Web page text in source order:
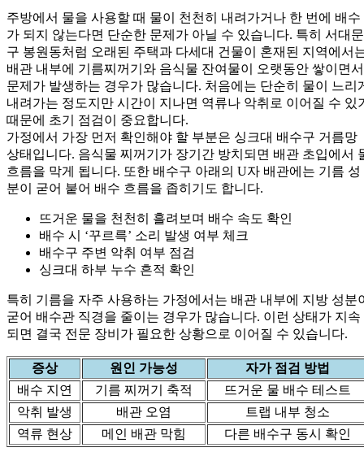
주방에서 물을 사용할 때 물이 천천히 내려가거나 한 번에 배수
가 되지 않는다면 단순한 문제가 아닐 수 있습니다. 특히 서대문
구 봉원동처럼 오래된 주택과 다세대 건물이 혼재된 지역에서
배관 내부에 기름찌꺼기와 음식물 잔여물이 오랫동안 쌓이면서
문제가 발생하는 경우가 많습니다. 처음에는 단순히 물이 느리
내려가는 정도지만 시간이 지나면 역류나 악취로 이어질 수 있
때문에 초기 점검이 중요합니다.
가정에서 가장 먼저 확인해야 할 부분은 싱크대 배수구 거름망
상태입니다. 음식물 찌꺼기가 장기간 방치되면 배관 초입에서
흐름을 막게 됩니다. 또한 배수구 아래의 U자 배관에는 기름 성
분이 굳어 붙어 배수 흐름을 좁히기도 합니다.
뜨거운 물을 천천히 흘려보며 배수 속도 확인
배수 시 ‘꾸르륵’ 소리 발생 여부 체크
배수구 주변 악취 여부 점검
싱크대 하부 누수 흔적 확인
특히 기름을 자주 사용하는 가정에서는 배관 내부에 지방 성분
굳어 배수관 직경을 줄이는 경우가 많습니다. 이런 상태가 지속
되면 결국 전문 장비가 필요한 상황으로 이어질 수 있습니다.
증상 원인 가능성
자가 점검 방법
배수 지연
기름 찌꺼기 축적
뜨거운 물 배수 테스트
악취 발생
배관 오염
트랩 내부 청소
역류 현상
메인 배관 막힘 다른 배수구 동시 확인